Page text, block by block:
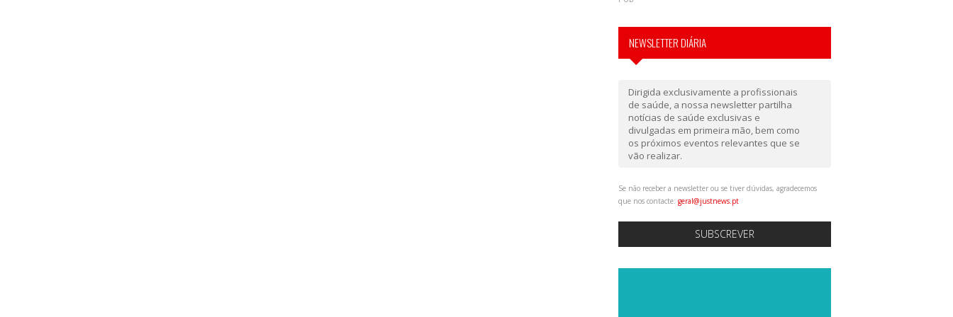
NEWSLETTER DIÁRIA
Dirigida exclusivamente a profissionais
de saúde, a nossa newsletter partilha
notícias de saúde exclusivas e
divulgadas em primeira mão, bem como
os próximos eventos relevantes que se
vão realizar.
Se não receber a newsletter ou se tiver dúvidas, agradecemos
que nos contacte: geral@justnews.pt
SUBSCREVER